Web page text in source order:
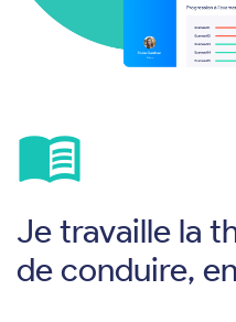
menu_book
Je travaille la
de conduire,